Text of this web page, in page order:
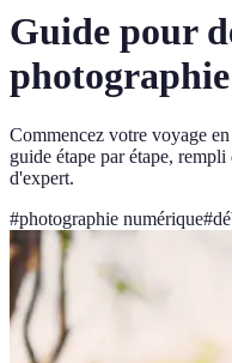
Guide pour
Commencez votre voyage
guide étape par étape,
d'expert.
#photographie numérique#